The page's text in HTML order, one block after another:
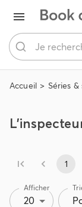
Accueil Séries &
1
Afficher
20